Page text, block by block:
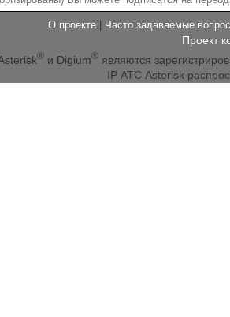
О проекте Часто задаваемые
Проект
® и Digium® являются
IP АТС Asterisk